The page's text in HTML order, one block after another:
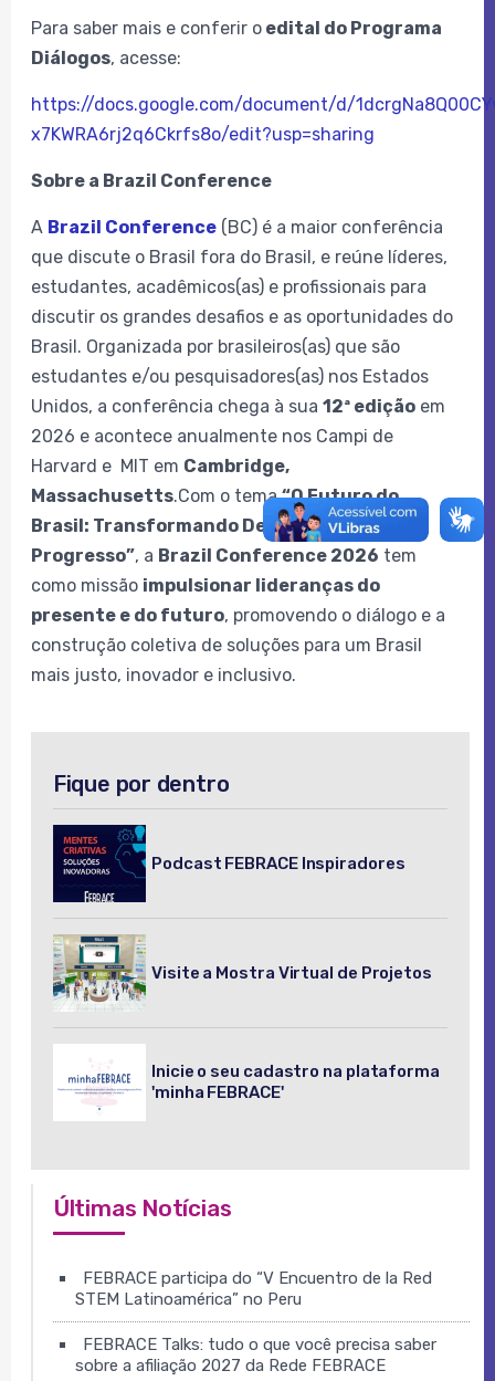
Para saber mais e conferir oedital do Programa
Diálogos, acesse:
https://docs.google.com/document/d/
x7KWRA6rj2q6Ckrfs8o/edit?usp=sharing
Sobre a Brazil Conference
A Brazil Conference(BC) é a maior conferência
que discute o Brasil fora do Brasil, e reúne líderes,
estudantes, acadêmicos(as) e profissionais para
discutir os grandes desafios e as oportunidades do
Brasil. Organizada por brasileiros(as) que são
estudantes e/ou pesquisadores(as) nos Estados
Unidos, a conferência chega à sua 12ª ediçãoem
2026 e acontece anualmente nos Campi de
Harvard e MIT em Cambridge,
Massachusetts.Com o tema“O Futuro do
Brasil: Transformando Desafios em
Progresso”, a Brazil Conference 2026 tem
como missão impulsionar lideranças do
presente e do futuro, promovendo o diálogo e a
construção coletiva de soluções para um Brasil
mais justo, inovador e inclusivo.
Fique por dentro
Podcast FEBRACE Inspiradores
Visite a Mostra Virtual de Projetos
Inicie o seu cadastro na plataforma
'minha FEBRACE'
Últimas Notícias
FEBRACE participa do “V Encuentro de la Red
STEM Latinoamérica” no Peru
FEBRACE Talks: tudo o que você precisa saber
sobre a afiliação 2027 da Rede FEBRACE